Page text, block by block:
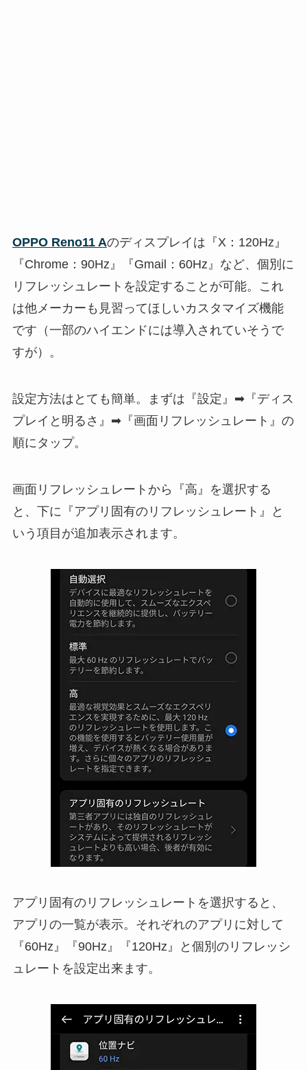
OPPO Reno11 Aのディスプレイは『X：120Hz』
『Chrome：90Hz』『Gmail：60Hz』など、個別に
リフレッシュレートを設定することが可能。これ
は他メーカーも見習ってほしいカスタマイズ機能
です（一部のハイエンドには導入されていそうで
すが）。
設定方法はとても簡単。まずは『設定』➡『ディス
プレイと明るさ』➡『画面リフレッシュレート』の
順にタップ。
画面リフレッシュレートから『高』を選択する
と、下に『アプリ固有のリフレッシュレート』と
いう項目が追加表示されます。
アプリ固有のリフレッシュレートを選択すると、
アプリの一覧が表示。それぞれのアプリに対して
『60Hz』『90Hz』『120Hz』と個別のリフレッシ
ュレートを設定出来ます。